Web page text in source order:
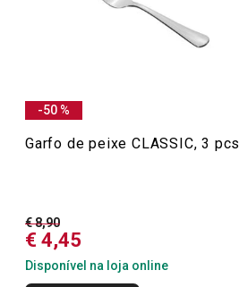
-50 %
Garfo de peixe CLASSIC, 3 pcs
€ 8,90
€ 4,45
Disponível na loja online